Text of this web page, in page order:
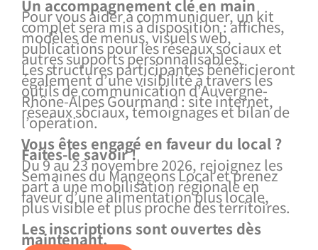
Un accompagnement clé en main
Pour vous aider à communiquer, un kit
complet sera mis à disposition : affiches,
modèles de menus, visuels web,
publications pour les réseaux sociaux et
autres supports personnalisables.
Les structures participantes bénéficieront
également d’une visibilité à travers les
outils de communication d’Auvergne-
Rhône-Alpes Gourmand : site internet,
réseaux sociaux, témoignages et bilan de
l’opération.
Vous êtes engagé en faveur du local ?
Faites-le savoir !
Du 9 au 23 novembre 2026, rejoignez les
Semaines du Mangeons Local et prenez
part à une mobilisation régionale en
faveur d’une alimentation plus locale,
plus visible et plus proche des territoires.
Les inscriptions sont ouvertes dès
maintenant.